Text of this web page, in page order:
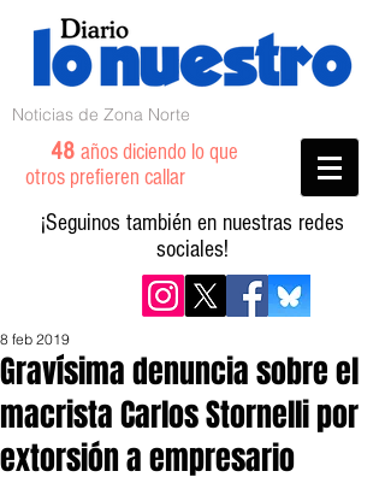
Noticias de Zona Norte
48 años diciendo lo que
otros prefieren callar
¡Seguinos también en nuestras redes
sociales!
Gravísima denuncia sobre el
macrista Carlos Stornelli por
extorsión a empresario
8 feb 2019